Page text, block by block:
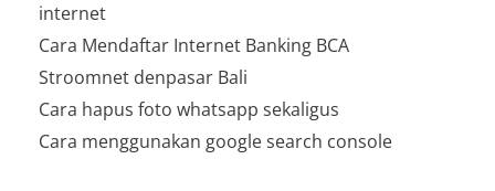
internet
Cara Mendaftar Internet Banking BCA
Stroomnet denpasar Bali
Cara hapus foto whatsapp sekaligus
Cara menggunakan google search console